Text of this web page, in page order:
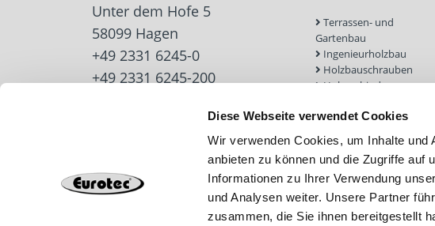
Diese Webseite verwendet Cookies
Wir verwenden Cookies, um Inhalte
anbieten zu können und die Zugriffe auf
Informationen zu Ihrer Verwendung
und Analysen weiter. Unsere Partner
zusammen, die Sie ihnen bereitgestellt
Unter dem Hofe 5
58099 Hagen
+49 2331 6245-0
+49 2331 6245-200
Terrassen- und
Gartenbau
Ingenieurholzbau
Holzbauschrauben
Holzverbinder
Werkzeuge und
Zubehör
Beton- und Mauerwerk
Dach und Fassade
Solarbefestigung
Schraubfundamente